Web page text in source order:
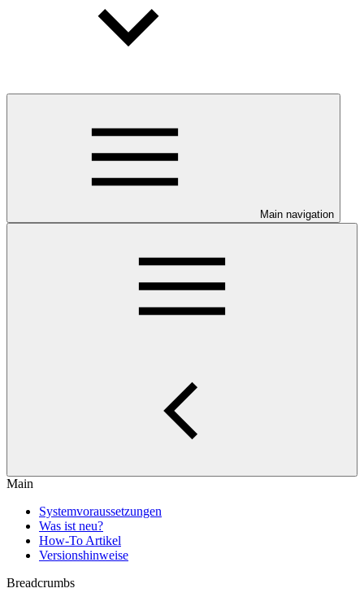
Main navigation
Main
Systemvoraussetzungen
Was ist neu?
How-To Artikel
Versionshinweise
Breadcrumbs